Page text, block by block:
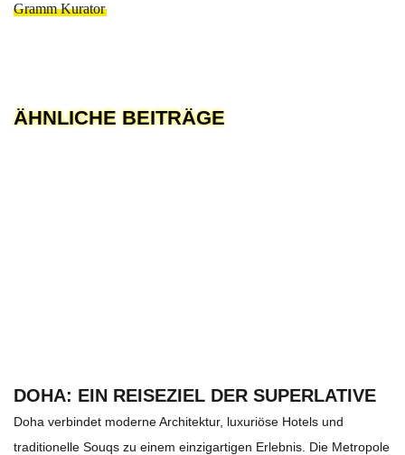
Gramm Kurator
ÄHNLICHE BEITRÄGE
DOHA: EIN REISEZIEL DER SUPERLATIVE
Doha verbindet moderne Architektur, luxuriöse Hotels und
traditionelle Souqs zu einem einzigartigen Erlebnis. Die Metropole